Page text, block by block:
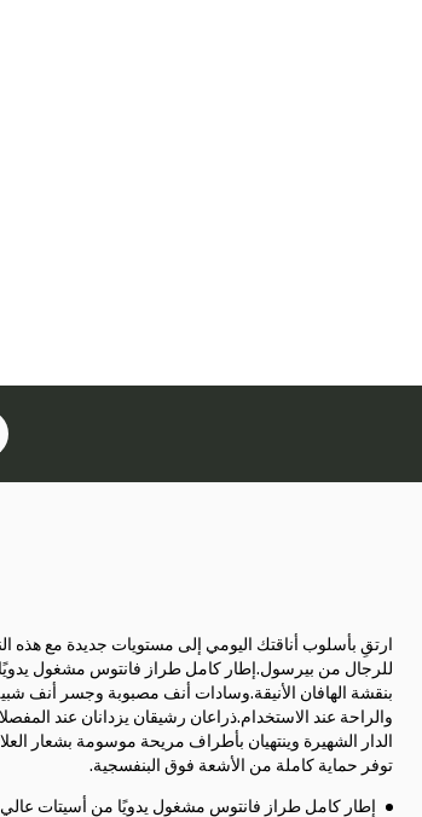
ارتقِ بأسلوب أناقتك اليومي إلى مستويات جديدة مع هذه
للرجال من بيرسول.إطار كامل طراز فانتوس مشغول
بنقشة الهافان الأنيقة.وسادات أنف مصبوبة وجسر أنف
والراحة عند الاستخدام.ذراعان رشيقان يزدانان عند
الدار الشهيرة وينتهيان بأطراف مريحة موسومة بشعار
توفر حماية كاملة من الأشعة فوق البنفسجية.
إطار كامل طراز فانتوس مشغول يدويًا من أسيتات عالي